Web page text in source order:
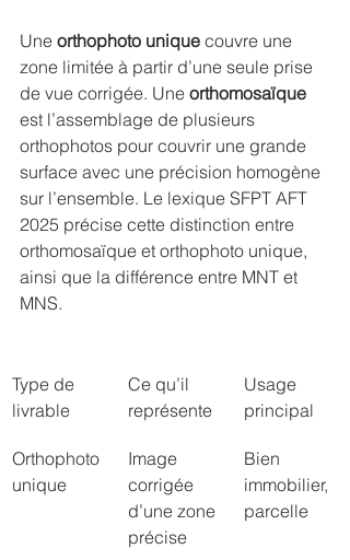
Une orthophoto unique couvre une
zone limitée à partir d’une seule prise
de vue corrigée. Une orthomosaïque
est l’assemblage de plusieurs
orthophotos pour couvrir une grande
surface avec une précision homogène
sur l’ensemble. Le lexique SFPT AFT
2025 précise cette distinction entre
orthomosaïque et orthophoto unique,
ainsi que la différence entre MNT et
MNS.
Type de
livrable
Ce qu’il
représente
Usage
principal
Orthophoto
unique
Image
corrigée
d’une zone
précise
Bien
immobilier,
parcelle